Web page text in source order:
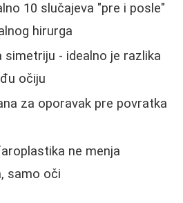
10 slučajeva "pre i posle"
hirurga
simetriju - idealno je razlika
očiju
za oporavak pre povratka
ne menja
samo oči